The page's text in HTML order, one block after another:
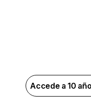
Accede a 10